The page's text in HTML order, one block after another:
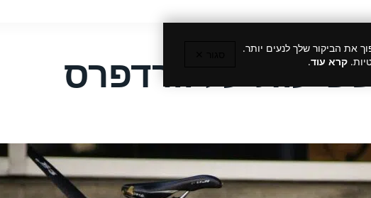
את הביקור שלך לנעים יותר.
קרא עוד. על וורדפרס